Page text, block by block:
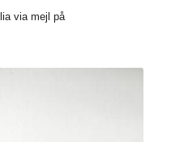
via mejl på